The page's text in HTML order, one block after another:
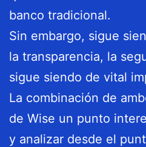
banco tradicional.
Sin embargo, sigue
la transparencia, la
sigue siendo de vital
La combinación de
de Wise un punto
y analizar desde el